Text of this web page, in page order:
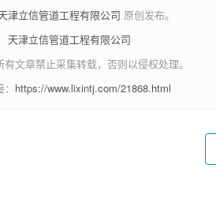
津立信管道工程有限公司 原创发布。
天津立信管道工程有限公司
有文章禁止采集转载，否则以侵权处理。
https://www.lixintj.com/21868.html